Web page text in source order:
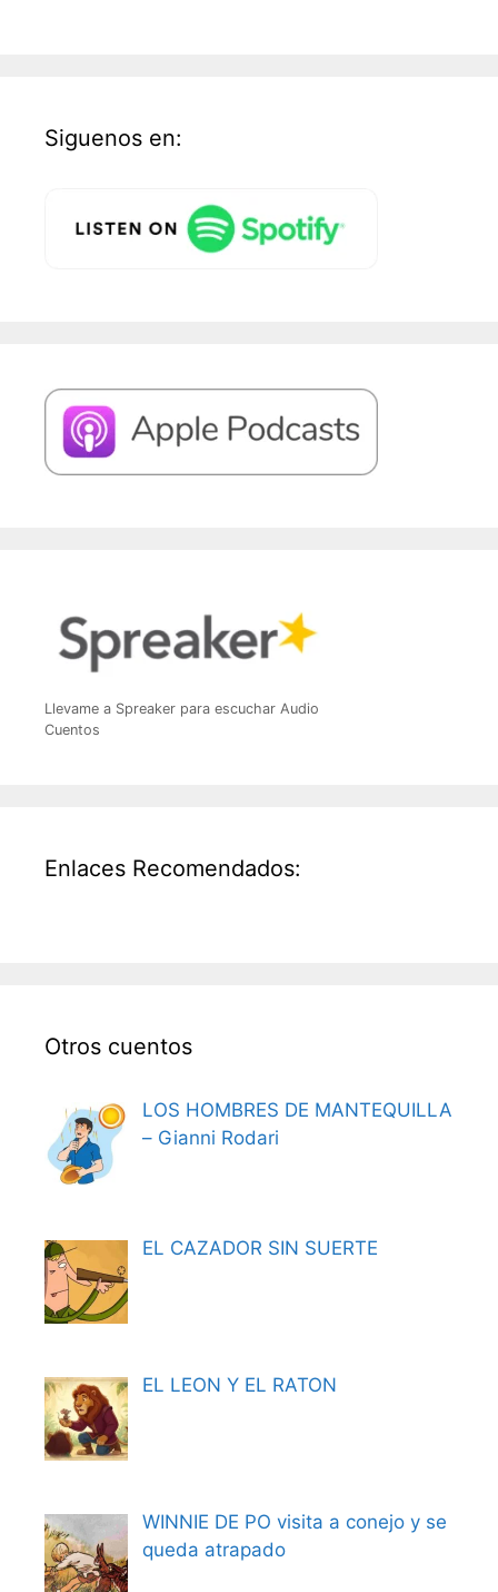
Siguenos en:
Llevame a Spreaker para escuchar Audio
Cuentos
Enlaces Recomendados:
Otros cuentos
LOS HOMBRES DE MANTEQUILLA
– Gianni Rodari
EL CAZADOR SIN SUERTE
EL LEON Y EL RATON
WINNIE DE PO visita a conejo y se
queda atrapado